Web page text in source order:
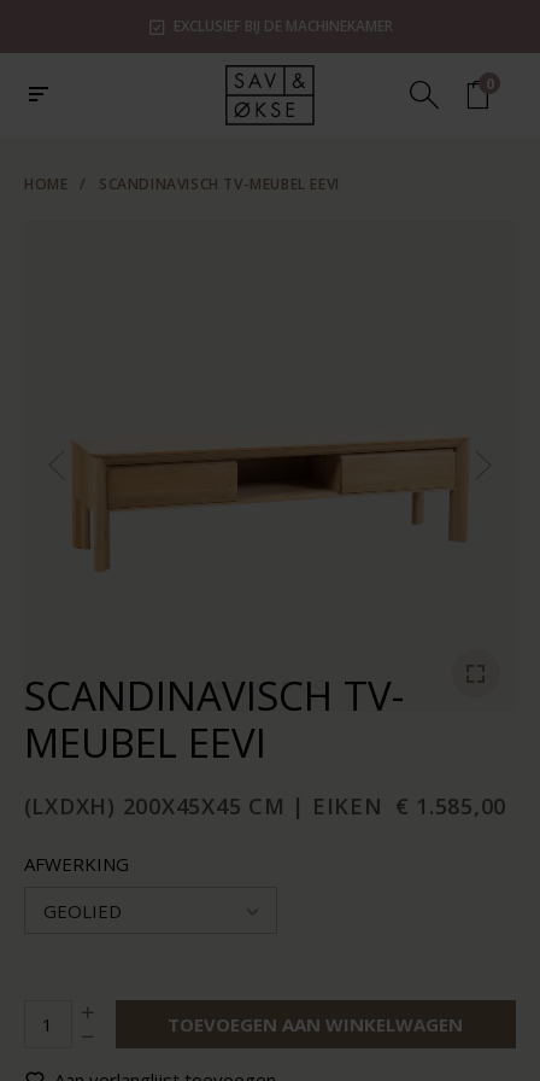
EXCLUSIEF BIJ DE MACHINEKAMER
0
HOME / SCANDINAVISCH TV-MEUBEL EEVI
SCANDINAVISCH TV-
MEUBEL EEVI
(LXDXH) 200X45X45 CM | EIKEN € 1.585,00
AFWERKING
GEOLIED
TOEVOEGEN AAN WINKELWAGEN